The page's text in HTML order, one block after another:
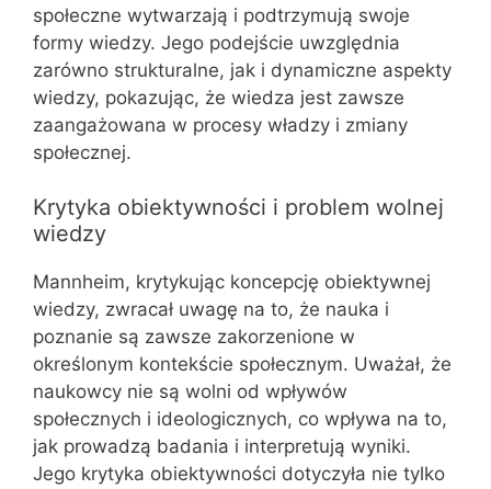
społeczne wytwarzają i podtrzymują swoje
formy wiedzy. Jego podejście uwzględnia
zarówno strukturalne, jak i dynamiczne aspekty
wiedzy, pokazując, że wiedza jest zawsze
zaangażowana w procesy władzy i zmiany
społecznej.
Krytyka obiektywności i problem wolnej
wiedzy
Mannheim, krytykując koncepcję obiektywnej
wiedzy, zwracał uwagę na to, że nauka i
poznanie są zawsze zakorzenione w
określonym kontekście społecznym. Uważał, że
naukowcy nie są wolni od wpływów
społecznych i ideologicznych, co wpływa na to,
jak prowadzą badania i interpretują wyniki.
Jego krytyka obiektywności dotyczyła nie tylko